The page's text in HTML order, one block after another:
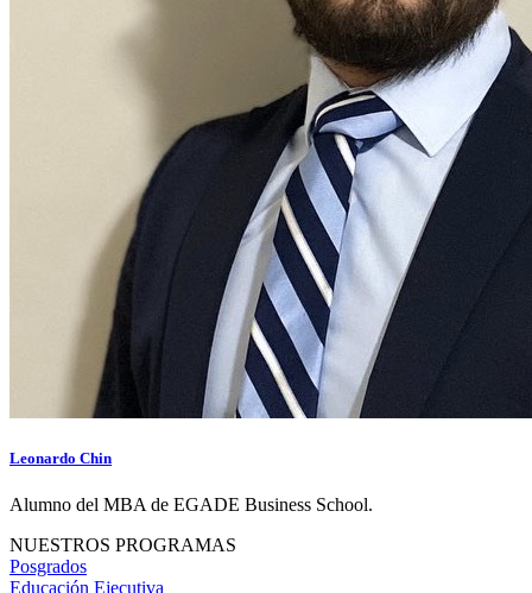
Leonardo Chin
Alumno del MBA de EGADE Business School.
NUESTROS PROGRAMAS
Posgrados
Educación Ejecutiva